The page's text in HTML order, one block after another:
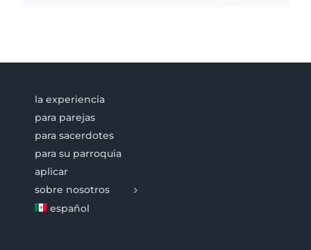
la experiencia
para parejas
para sacerdotes
para su parroquia
aplicar
sobre nosotros
español